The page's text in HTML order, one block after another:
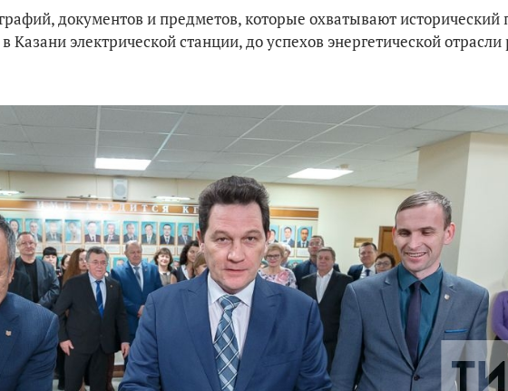
документов и предметов, которые охватывают исторический
Казани электрической станции, до успехов энергетической отрасли